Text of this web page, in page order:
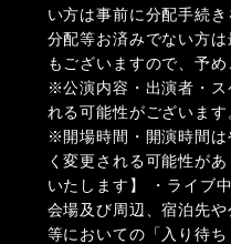
い方は事前に分配手続
分配等お済みでない方
もございますので、予め
※公演内容・出演者・ス
れる可能性がございます
※開場時間・開演時間は
く変更される可能性が
いたします】 ・ライブ
会場及び周辺、宿泊先
等においての「入り待